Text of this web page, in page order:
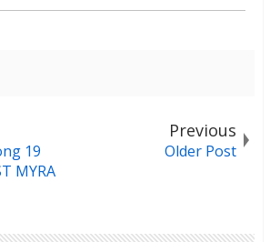
19
MYRA
Previous
Older Post